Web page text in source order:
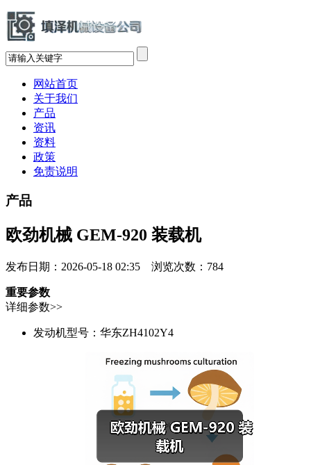
网站首页
关于我们
产品
资讯
资料
政策
免责说明
产品
欧劲机械 GEM-920 装载机
发布日期：2026-05-18 02:35 浏览次数： 784
重要参数
详细参数>>
发动机型号： 华东ZH4102Y4